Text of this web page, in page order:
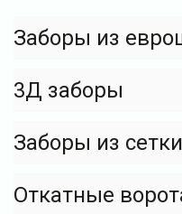
Заборы из
3Д заборы
Заборы из
Откатные